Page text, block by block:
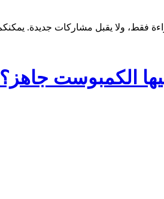
الكمبوست جاهز؟